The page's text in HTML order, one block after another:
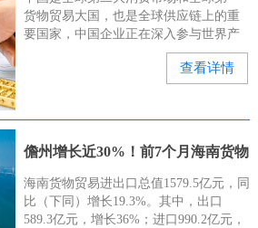
货物贸易大国，也是全球供应链上的重
要国家，中国企业正在深入参与世界产
业链、供应链。“有几位俄罗斯和中亚的
查看详情
儋州增长近30%！前7个月海南货物
贸易进出口总值亮眼→
海南货物贸易进出口总值1579.5亿元，同
比（下同）增长19.3%。其中，出口
589.3亿元，增长36%；进口990.2亿元，